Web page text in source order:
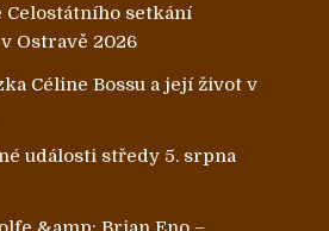
Celostátního setkání
Ostravě 2026
Céline Bossu a její život v
události středy 5. srpna